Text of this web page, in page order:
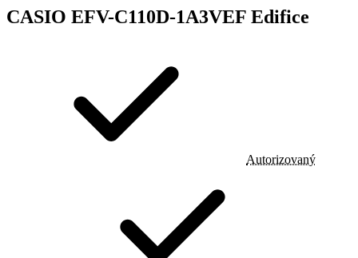
CASIO EFV-C110D-1A3VEF Edifice
Autorizovaný